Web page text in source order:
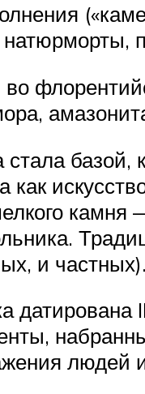
базой,
и частных).
датирована
людей